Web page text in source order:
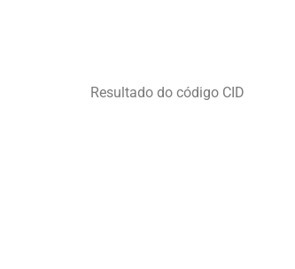
Resultado do código CID